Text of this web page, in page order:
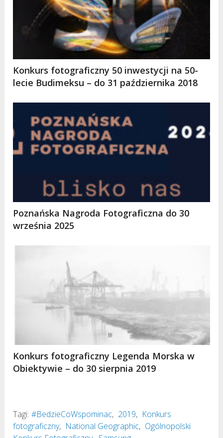
Konkurs fotograficzny 50 inwestycji na 50-
lecie Budimeksu – do 31 października 2018
Poznańska Nagroda Fotograficzna do 30
września 2025
Konkurs fotograficzny Legenda Morska w
Obiektywie – do 30 sierpnia 2019
Tagi: #BedzieCoWspominac, 2019, Konkurs
fotograficzny, National Geographic, Ogólnopolski